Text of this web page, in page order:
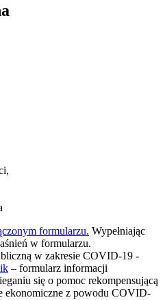
formularzu. Wypełniając
w formularzu.
w zakresie COVID-19 -
– formularz informacji
się o pomoc rekompensującą
ekonomiczne z powodu COVID-